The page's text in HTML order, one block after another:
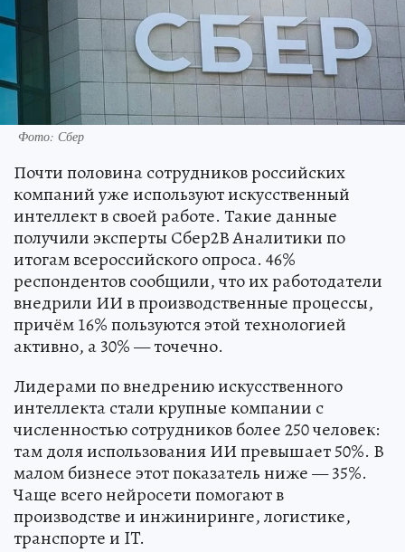
Фото: Сбер
Почти половина сотрудников российских
компаний уже используют искусственный
интеллект в своей работе. Такие данные
получили эксперты Сбер2В Аналитики по
итогам всероссийского опроса. 46%
респондентов сообщили, что их работодатели
внедрили ИИ в производственные процессы,
причём 16% пользуются этой технологией
активно, а 30% — точечно.
Лидерами по внедрению искусственного
интеллекта стали крупные компании с
численностью сотрудников более 250 человек:
там доля использования ИИ превышает 50%. В
малом бизнесе этот показатель ниже — 35%.
Чаще всего нейросети помогают в
производстве и инжиниринге, логистике,
транспорте и IT.